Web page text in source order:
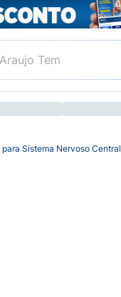
para Sistema Nervoso Central